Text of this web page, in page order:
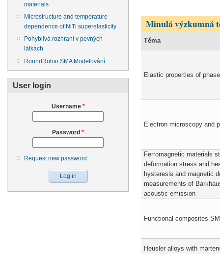
materials
Microstructure and temperature
dependence of NiTi superelasticity
Pohyblivá rozhraní v pevných
látkách
RoundRobin SMA Modelování
User login
Username *
Password *
Request new password
Minulá výzkumná
Téma
Elastic properties of
Electron microscopy and
Ferromagnetic materials
deformation stress and
hysteresis and magnetic
measurements of
acoustic emission
Functional composites
Heusler alloys with